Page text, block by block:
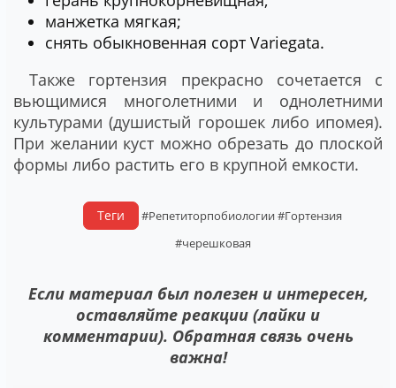
манжетка мягкая;
снять обыкновенная сорт Variegata.
Также гортензия прекрасно сочетается с
вьющимися многолетними и однолетними
культурами (душистый горошек либо ипомея).
При желании куст можно обрезать до плоской
формы либо растить его в крупной емкости.
Теги #Репетиторпобиологии#Гортензия
#черешковая
Если материал был полезен и интересен,
оставляйте реакции (лайки и
комментарии). Обратная связь очень
важна!